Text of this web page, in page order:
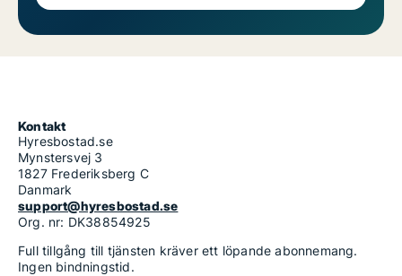
Kontakt
Hyresbostad.se
Mynstersvej 3
1827 Frederiksberg C
Danmark
support@hyresbostad.se
Org. nr: DK38854925
Full tillgång till tjänsten kräver ett löpande abonnemang.
Ingen bindningstid.